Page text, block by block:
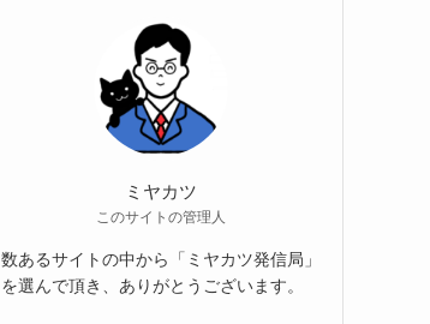
ミヤカツ
このサイトの管理人
数あるサイトの中から「ミヤカツ発信局」
を選んで頂き、ありがとうございます。